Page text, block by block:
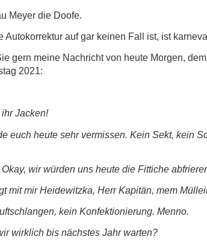
Meyer die Doofe.
Autokorrektur auf gar keinen Fall ist, ist
gern meine Nachricht von heute Morgen,
2021:
Jacken!
euch heute sehr vermissen. Kein Sekt, kein
wir würden uns heute die Fittiche
mit mir Heidewitzka, Herr Kapitän, mem
kein Konfektionierung. Menno.
wirklich bis nächstes Jahr warten?